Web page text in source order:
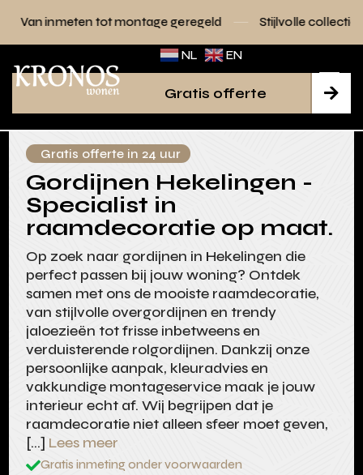
tot montage geregeld Stijlvolle collecties voor elk
NL EN

Gratis offerte
Gratis offerte in 24 uur
Gordijnen Hekelingen -
Specialist in
raamdecoratie op maat.
Op zoek naar gordijnen in Hekelingen die
perfect passen bij jouw woning? Ontdek
samen met ons de mooiste raamdecoratie,
van stijlvolle overgordijnen en trendy
jaloezieën tot frisse inbetweens en
verduisterende rolgordijnen. Dankzij onze
persoonlijke aanpak, kleuradvies en
vakkundige montageservice maak je jouw
interieur echt af. Wij begrijpen dat je
raamdecoratie niet alleen sfeer moet geven,
[…] Lees meer
Gratis inmeting onder voorwaarden